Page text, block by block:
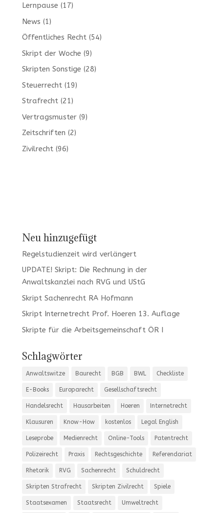
Lernpause (17)
News (1)
Öffentliches Recht(54)
Skript der Woche (9)
Skripten Sonstige (28)
Steuerrecht(19)
Strafrecht(21)
Vertragsmuster(9)
Zeitschriften (2)
Zivilrecht(96)
Neu hinzugefügt
Regelstudienzeit wird verlängert
UPDATE! Skript: Die Rechnung in der
Anwaltskanzlei nach RVG und UStG
Skript Sachenrecht RA Hofmann
Skript Internetrecht Prof. Hoeren 13. Auflage
Skripte für die Arbeitsgemeinschaft ÖR I
Schlagwörter
Anwaltswitze Baurecht BGB BWL Checkliste
E-Books Europarecht Gesellschaftsrecht
Handelsrecht Hausarbeiten Hoeren Internetrecht
Klausuren Know-How kostenlos Legal English
Leseprobe Medienrecht Online-Tools Patentrecht
Polizeirecht Praxis Rechtsgeschichte Referendariat
Rhetorik RVG Sachenrecht Schuldrecht
Skripten Strafrecht Skripten Zivilrecht Spiele
Staatsexamen Staatsrecht Umweltrecht